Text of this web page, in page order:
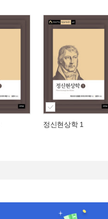
정신현상학 1